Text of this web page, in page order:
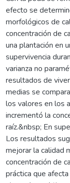
efecto se
morfológicos de
concentración de
una plantación en
supervivencia
varianza no
resultados de
medias se
los valores en los
incrementó la
raíz.&nbsp; En
Los resultados
mejorar la calidad
concentración de
práctica que